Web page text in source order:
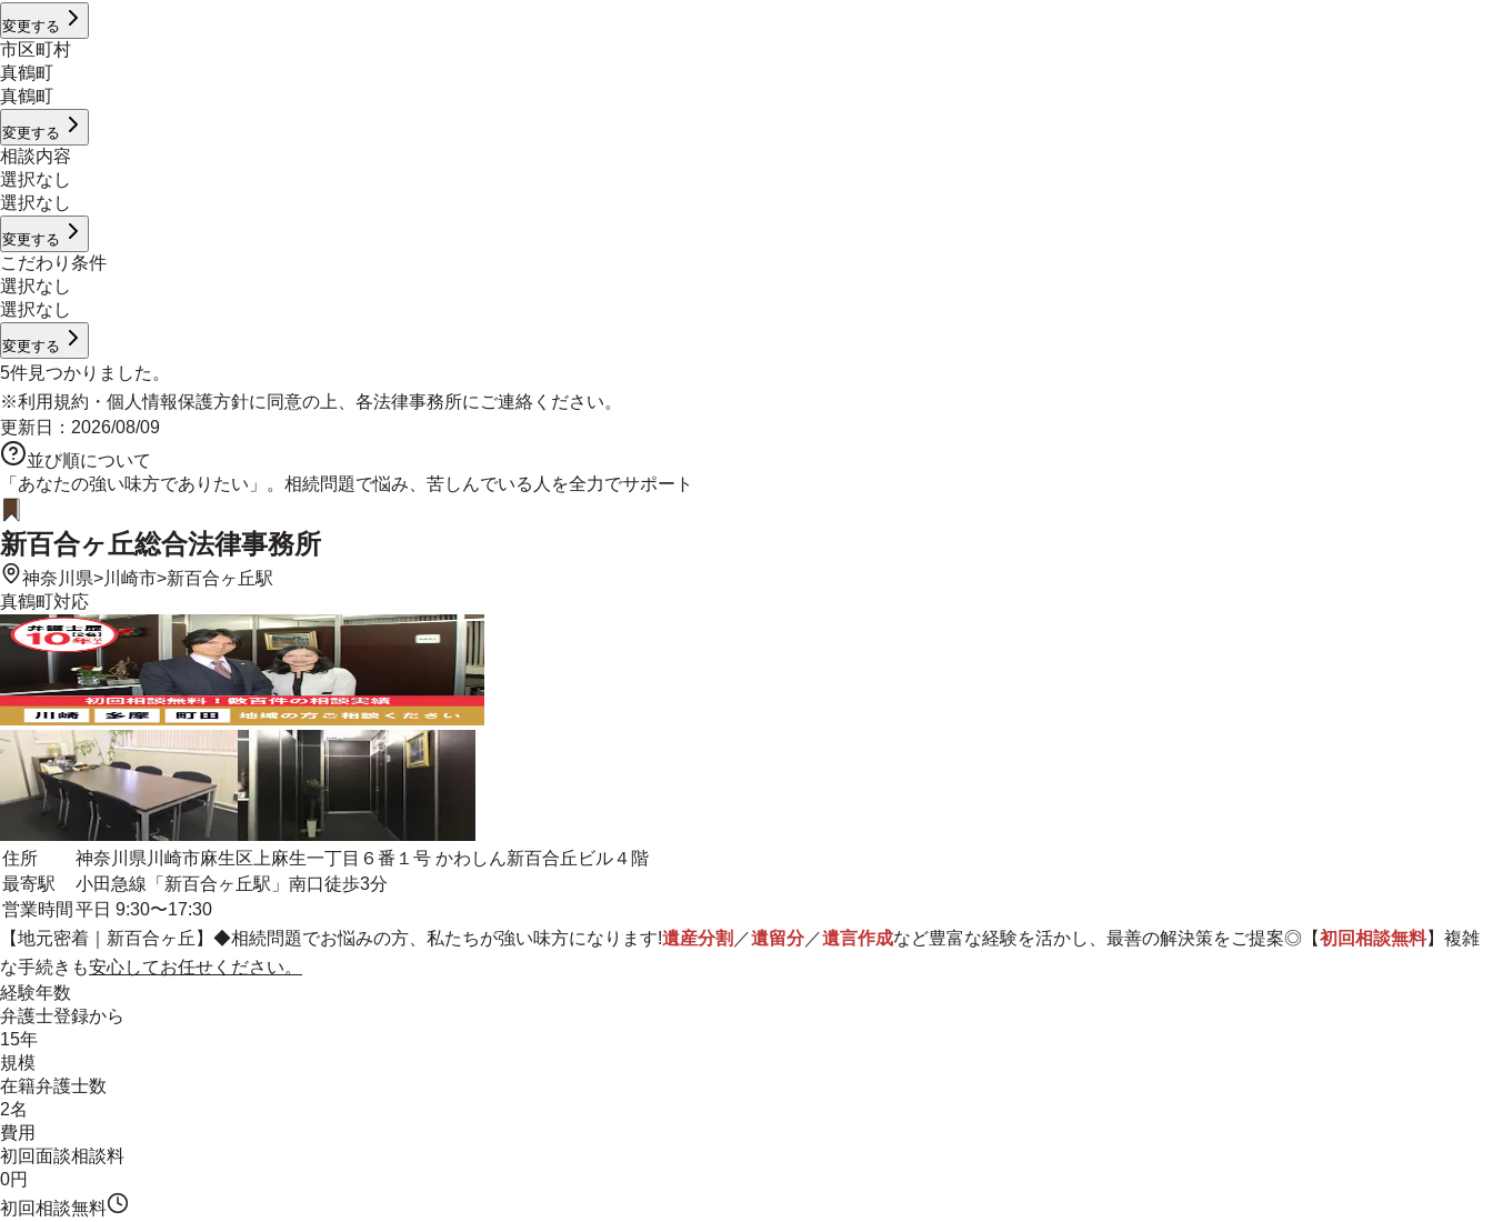
変更する
市区町村
真鶴町
真鶴町
変更する
相談内容
選択なし
選択なし
変更する
こだわり条件
選択なし
選択なし
変更する
5件見つかりました。
※利用規約 ・ 個人情報保護方針に同意の上、各法律事務所にご連絡ください。
更新日： 2026/08/09
並び順について
「あなたの強い味方でありたい」。相続問題で悩み、苦しんでいる人を全力でサポート
新百合ヶ丘総合法律事務所
神奈川県>川崎市>新百合ヶ丘駅
真鶴町対応
住所
神奈川県川崎市麻生区上麻生一丁目６番１号 かわしん新百合丘ビル４階
最寄駅
小田急線「新百合ヶ丘駅」南口徒歩3分
営業時間 平日 9:30〜17:30
【地元密着 ｜新百合ヶ丘】◆相続問題でお悩みの方、私たちが強い味方になります!遺産分割 ／遺留分／遺言作成など豊富な経験を活かし、最善の解決策をご提案◎【初回相談無料】複雑
な手続きも安心してお任せください。
経験年数
弁護士登録から
15年
規模
在籍弁護士数
2名
費用
初回面談相談料
0円
初回相談無料